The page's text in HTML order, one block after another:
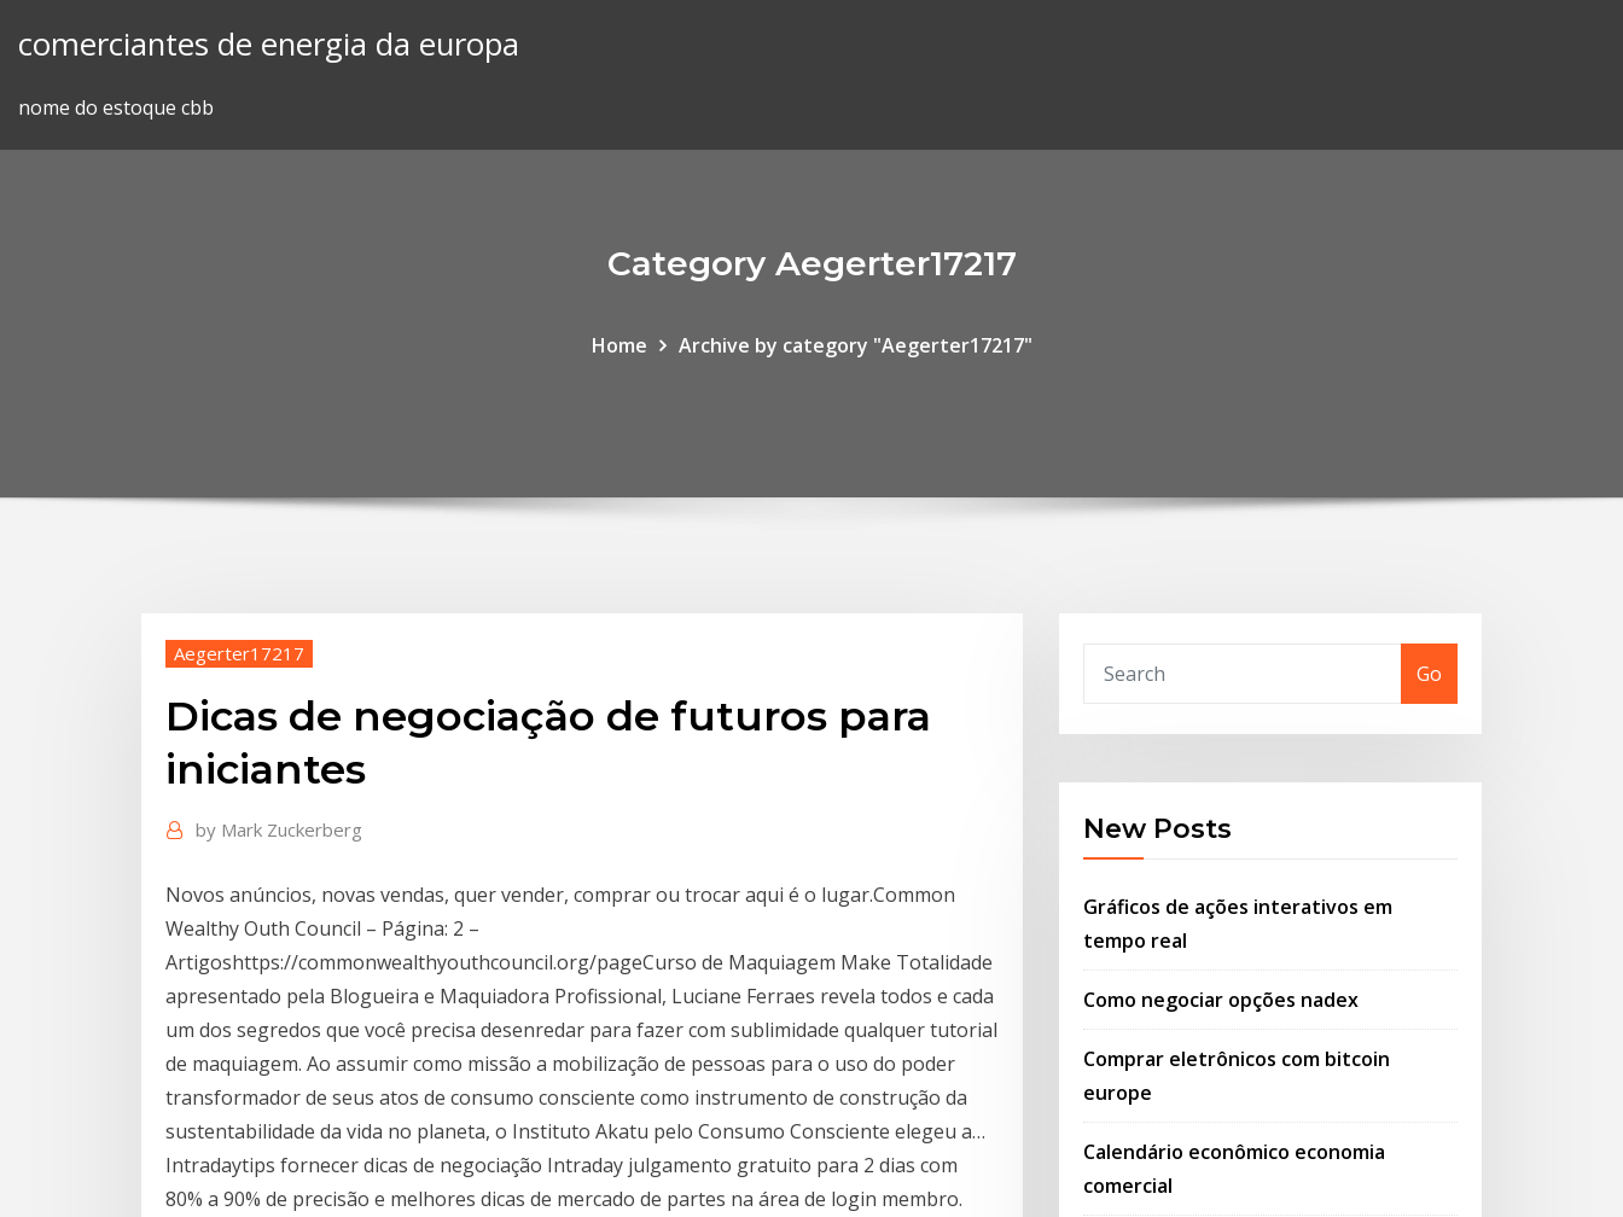
comerciantes de energia da europa
nome do estoque cbb
Category Aegerter17217
Home Archive by category "Aegerter17217"
Aegerter17217
Dicas de negociação de futuros para
iniciantes
by Mark Zuckerberg
Novos anúncios, novas vendas, quer vender, comprar ou trocar aqui é o lugar.Common
Wealthy Outh Council – Página: 2 –
Artigoshttps://commonwealthyouthcouncil.org/pageCurso de Maquiagem Make Totalidade
apresentado pela Blogueira e Maquiadora Profissional, Luciane Ferraes revela todos e cada
um dos segredos que você precisa desenredar para fazer com sublimidade qualquer tutorial
de maquiagem. Ao assumir como missão a mobilização de pessoas para o uso do poder
transformador de seus atos de consumo consciente como instrumento de construção da
sustentabilidade da vida no planeta, o Instituto Akatu pelo Consumo Consciente elegeu a…
Intradaytips fornecer dicas de negociação Intraday julgamento gratuito para 2 dias com
80% a 90% de precisão e melhores dicas de mercado de partes na área de login membro.
Go
New Posts
Gráficos de ações interativos em
tempo real
Como negociar opções nadex
Comprar eletrônicos com bitcoin
europe
Calendário econômico economia
comercial